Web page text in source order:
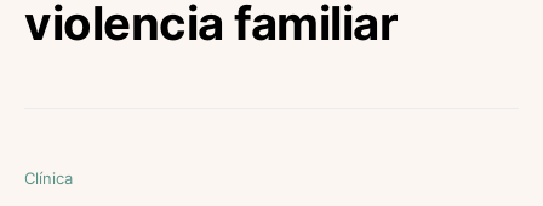
violencia familiar
Clínica